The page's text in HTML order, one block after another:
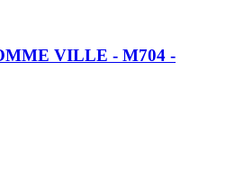
VILLE - M704 -